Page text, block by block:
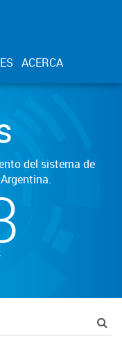
ACERCA
del sistema de